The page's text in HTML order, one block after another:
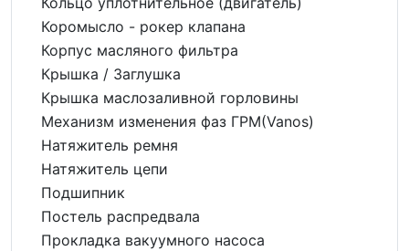
Коромысло - рокер клапана
Корпус масляного фильтра
Крышка / Заглушка
Крышка маслозаливной горловины
Механизм изменения фаз ГРМ(Vanos)
Натяжитель ремня
Натяжитель цепи
Подшипник
Постель распредвала
Прокладка вакуумного насоса